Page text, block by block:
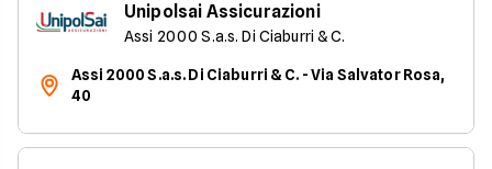
Unipolsai Assicurazioni
Assi 2000 S.a.s. Di Ciaburri & C.
Assi 2000 S.a.s. Di Ciaburri & C. - Via Salvator Rosa,
40